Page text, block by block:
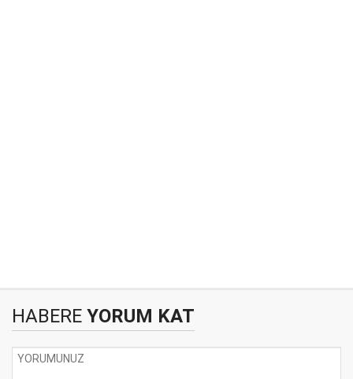
HABERE YORUM KAT